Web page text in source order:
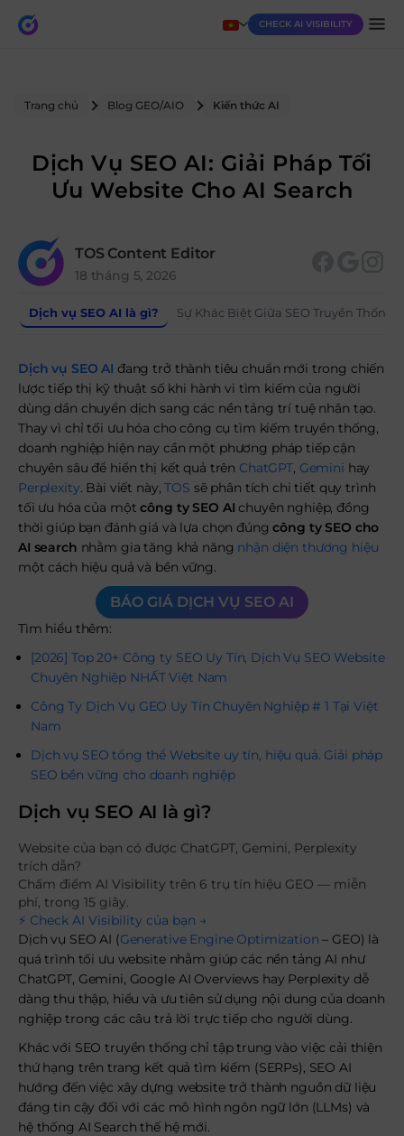
CHECK AI VISIBILITY
Trang chủ Blog GEO/AIO Kiến thức AI
Dịch Vụ SEO AI: Giải Pháp Tối
Ưu Website Cho AI Search
TOS Content Editor
18 tháng 5, 2026
Dịch vụ SEO AI là gì? Sự Khác Biệt Giữa SEO Truyền Thống
Dịch vụ SEO AI đang trở thành tiêu chuẩn mới trong chiến
lược tiếp thị kỹ thuật số khi hành vi tìm kiếm của người
dùng dần chuyển dịch sang các nền tảng trí tuệ nhân tạo.
Thay vì chỉ tối ưu hóa cho công cụ tìm kiếm truyền thống,
doanh nghiệp hiện nay cần một phương pháp tiếp cận
chuyên sâu để hiển thị kết quả trên ChatGPT, Gemini hay
Perplexity. Bài viết này,TOS sẽ phân tích chi tiết quy trình
tối ưu hóa của mộtcông ty SEO AI chuyên nghiệp, đồng
thời giúp bạn đánh giá và lựa chọn đúngcông ty SEO cho
AI search nhằm gia tăng khả năng nhận diện thương hiệu
một cách hiệu quả và bền vững.
BÁO GIÁ DỊCH VỤ SEO AI
Tìm hiểu thêm:
[2026] Top 20+ Công ty SEO Uy Tín, Dịch Vụ SEO Website
Chuyên Nghiệp NHẤT Việt Nam
Công Ty Dịch Vụ GEO Uy Tín Chuyên Nghiệp # 1 Tại Việt
Nam
Dịch vụ SEO tổng thể Website uy tín, hiệu quả. Giải pháp
SEO bền vững cho doanh nghiệp
Dịch vụ SEO AI là gì?
Website của bạn có được ChatGPT, Gemini, Perplexity
trích dẫn?
Chấm điểm AI Visibility trên 6 trụ tín hiệu GEO — miễn
phí, trong 15 giây.
⚡ Check AI Visibility của bạn →
Dịch vụ SEO AI (Generative Engine Optimization – GEO) là
quá trình tối ưu website nhằm giúp các nền tảng AI như
ChatGPT, Gemini, Google AI Overviews hay Perplexity dễ
dàng thu thập, hiểu và ưu tiên sử dụng nội dung của doanh
nghiệp trong các câu trả lời trực tiếp cho người dùng.
Khác với SEO truyền thống chỉ tập trung vào việc cải thiện
thứ hạng trên trang kết quả tìm kiếm (SERPs), SEO AI
hướng đến việc xây dựng website trở thành nguồn dữ liệu
đáng tin cậy đối với các mô hình ngôn ngữ lớn (LLMs) và
hệ thống AI Search thế hệ mới.